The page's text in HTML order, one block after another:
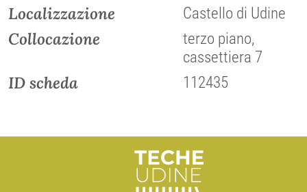
Localizzazione Castello di Udine
Collocazione
terzo piano,
cassettiera 7
ID scheda 112435